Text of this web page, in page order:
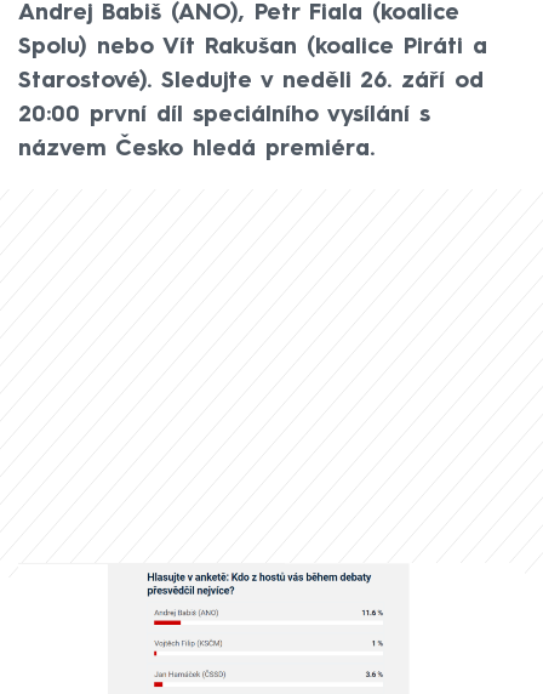
Andrej Babiš (ANO), Petr Fiala (koalice
Spolu) nebo Vít Rakušan (koalice Piráti a
Starostové). Sledujte v neděli 26. září od
20:00 první díl speciálního vysílání s
názvem Česko hledá premiéra.